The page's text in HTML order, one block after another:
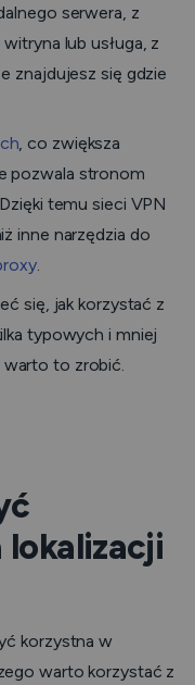
serwera, z
lub usługa, z
znajdujesz się gdzie
, co zwiększa
pozwala stronom
temu sieci VPN
inne narzędzia do
.
się, jak korzystać z
typowych i mniej
to zrobić.
lokalizacji
korzystna w
warto korzystać z